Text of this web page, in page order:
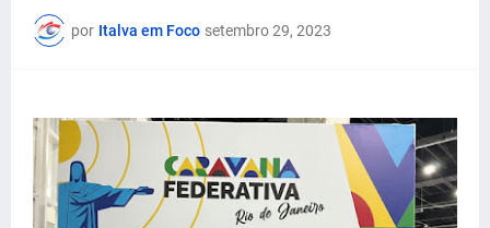
por Italva em Foco setembro 29, 2023